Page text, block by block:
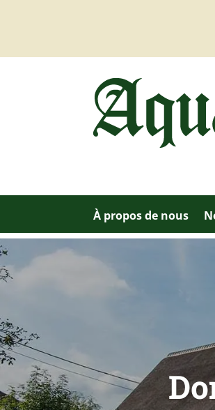
À propos de nous